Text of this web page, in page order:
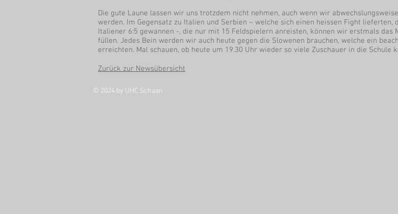
Die gute Laune lassen wir uns trotzdem nicht nehmen, auch wenn wir
werden. Im Gegensatz zu Italien und Serbien – welche sich einen heissen Fight lieferten,
Italiener 6:5 gewannen -, die nur mit 15 Feldspielern anreisten, können wir erstmals das
füllen. Jedes Bein werden wir auch heute gegen die Slowenen brauchen, welche ein
erreichten. Mal schauen, ob heute um 19.30 Uhr wieder so viele Zuschauer in die Schule
Zurück zur Newsübersicht
© 2024 by UHC Schaan